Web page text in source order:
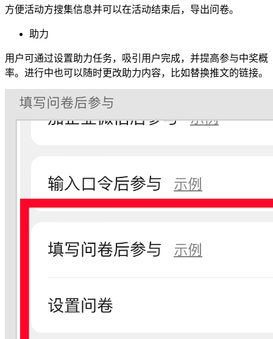
方便活动方搜集信息并可以在活动结束后，导出问卷。
助力
用户可通过设置助力任务，吸引用户完成，并提高参与中奖概
率。进行中也可以随时更改助力内容，比如替换推文的链接。